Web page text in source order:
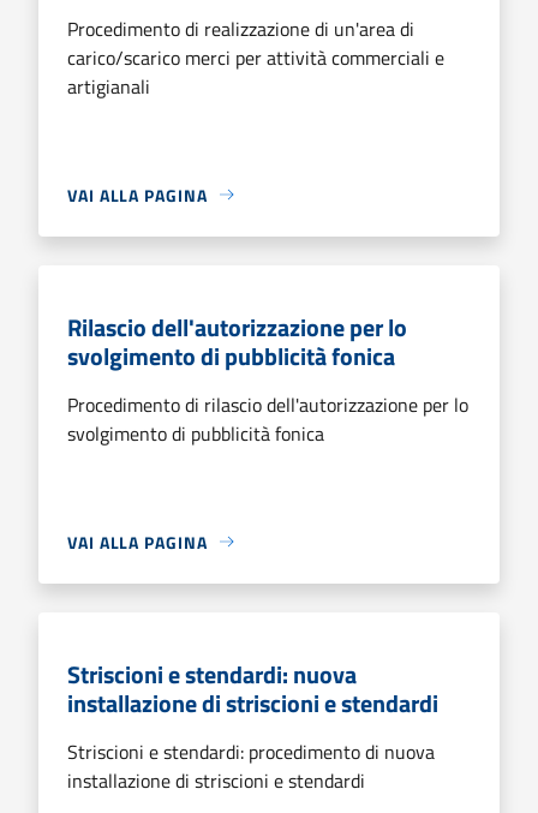
Procedimento di realizzazione di un'area di
carico/scarico merci per attività commerciali e
artigianali
VAI ALLA PAGINA
Rilascio dell'autorizzazione per lo
svolgimento di pubblicità fonica
Procedimento di rilascio dell'autorizzazione per lo
svolgimento di pubblicità fonica
VAI ALLA PAGINA
Striscioni e stendardi: nuova
installazione di striscioni e stendardi
Striscioni e stendardi: procedimento di nuova
installazione di striscioni e stendardi